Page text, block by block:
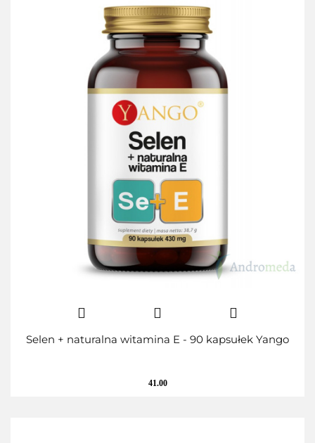
Selen + naturalna witamina E - 90 kapsułek Yango
41.00